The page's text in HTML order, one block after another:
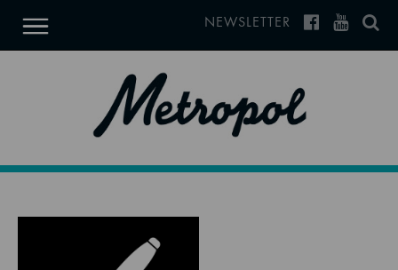
NEWSLETTER